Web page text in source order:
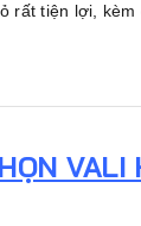
rất tiện lợi,
VALI